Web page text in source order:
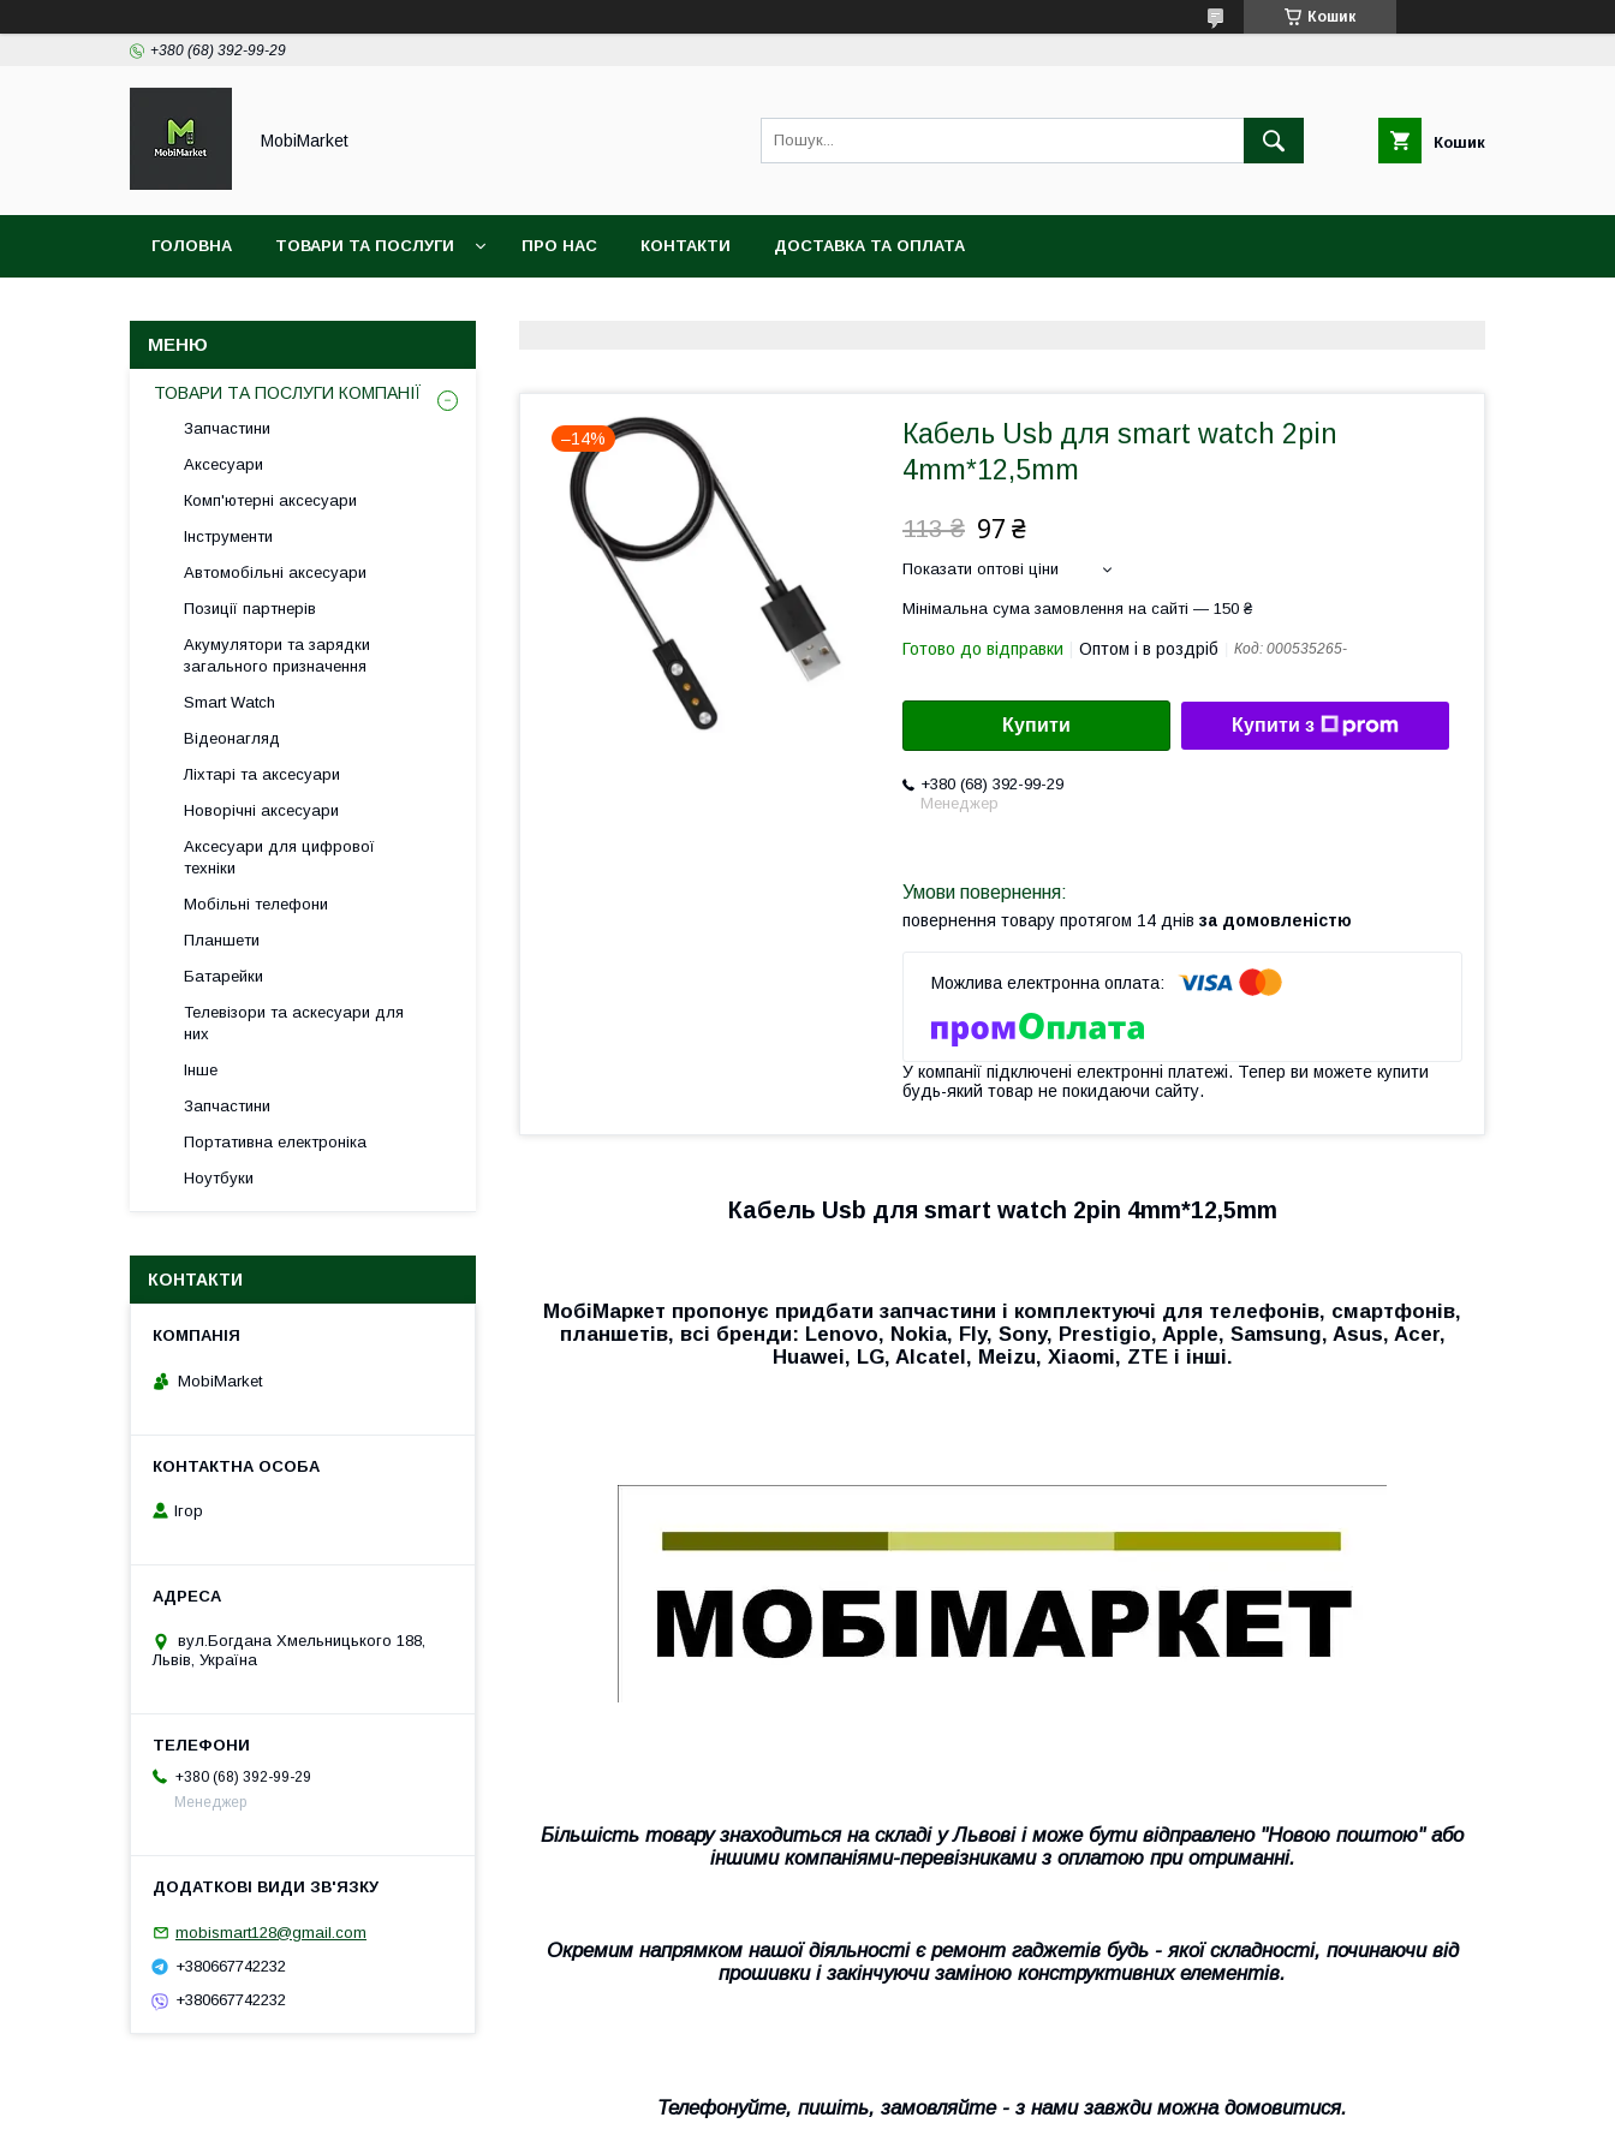
Кошик
+380 (68) 392-99-29
MobiMarket Кошик
ГОЛОВНА ТОВАРИ ТА ПОСЛУГИ ПРО НАС КОНТАКТИ ДОСТАВКА ТА ОПЛАТА
–14%
Кабель Usb для smart watch 2pin
4mm*12,5mm
113 ₴ 97 ₴
Показати оптові ціни
Мінімальна сума замовлення на сайті — 150 ₴
Готово до відправки Оптом і в роздріб Код: 000535265-
Купити Купити з
+380 (68) 392-99-29
Менеджер
повернення товару протягом 14 днів за домовленістю
У компанії підключені електронні платежі. Тепер ви можете купити
будь-який товар не покидаючи сайту.
Кабель Usb для smart watch 2pin 4mm*12,5mm
МобіМаркет пропонує придбати запчастини і комплектуючі для телефонів, смартфонів,
планшетів, всі бренди: Lenovo, Nokia, Fly, Sony, Prestigio, Apple, Samsung, Asus, Acer,
Huawei, LG, Alcatel, Meizu, Xiaomi, ZTEі інші.
Більшість товару знаходиться на складі у Львові і може бути відправлено "Новою поштою" або
іншими компаніями-перевізниками з оплатою при отриманні.
Окремим напрямком нашої діяльності є ремонт гаджетів будь - якої складності, починаючи від
прошивки і закінчуючи заміною конструктивних елементів.
Телефонуйте, пишіть, замовляйте - з нами завжди можна домовитися.
ТОВАРИ ТА ПОСЛУГИ КОМПАНІЇ
Запчастини
Аксесуари
Комп'ютерні аксесуари
Інструменти
Автомобільні аксесуари
Позиції партнерів
Акумулятори та зарядки
загального призначення
Smart Watch
Відеонагляд
Ліхтарі та аксесуари
Новорічні аксесуари
Аксесуари для цифрової
техніки
Мобільні телефони
Планшети
Батарейки
Телевізори та аскесуари для
них
Інше
Запчастини
Портативна електроніка
Ноутбуки
КОНТАКТИ
MobiMarket
Ігор
вул.Богдана Хмельницького 188,
Львів, Україна
+380 (68) 392-99-29
Менеджер
mobismart128@gmail.com
+380667742232
+380667742232